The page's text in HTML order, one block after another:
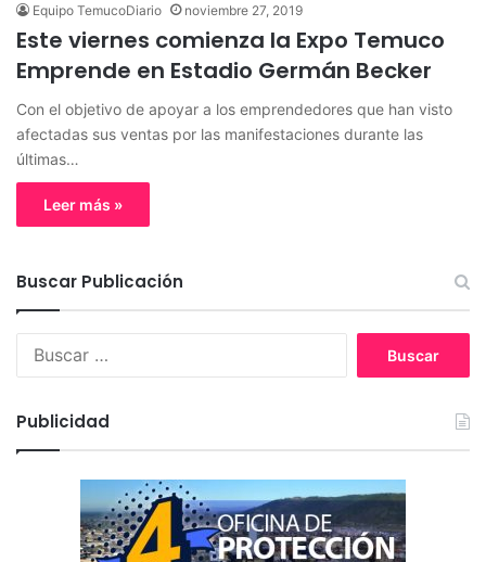
Equipo TemucoDiario noviembre 27, 2019
Este viernes comienza la Expo Temuco
Emprende en Estadio Germán Becker
Con el objetivo de apoyar a los emprendedores que han visto
afectadas sus ventas por las manifestaciones durante las
últimas…
Leer más »
Buscar Publicación
:
Publicidad